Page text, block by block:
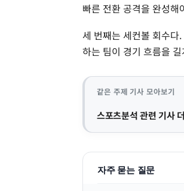
빠른 전환 공격을 완성해
세 번째는 세컨볼 회수다
하는 팀이 경기 흐름을
같은 주제 기사 모아보기
스포츠분석 관련 기사
자주 묻는 질문